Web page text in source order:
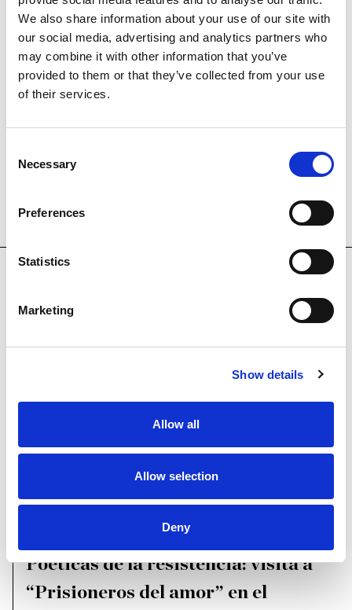
We also share information about your use of our site with
our social media, advertising and analytics partners who
may combine it with other information that you’ve
provided to them or that they’ve collected from your use
of their services.
Selection
Necessary
Preferences
Statistics
Marketing
Show details
Allow all
Allow selection
Deny
Poéticas de la resistencia: visita a
“Prisioneros del amor” en el